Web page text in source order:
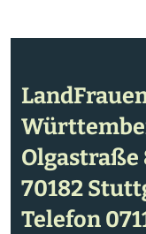
Olgastraße
70182
Telefon